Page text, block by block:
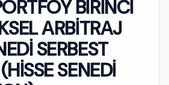
BİRİNCİ
ARBİTRAJ
SERBEST
SENEDİ